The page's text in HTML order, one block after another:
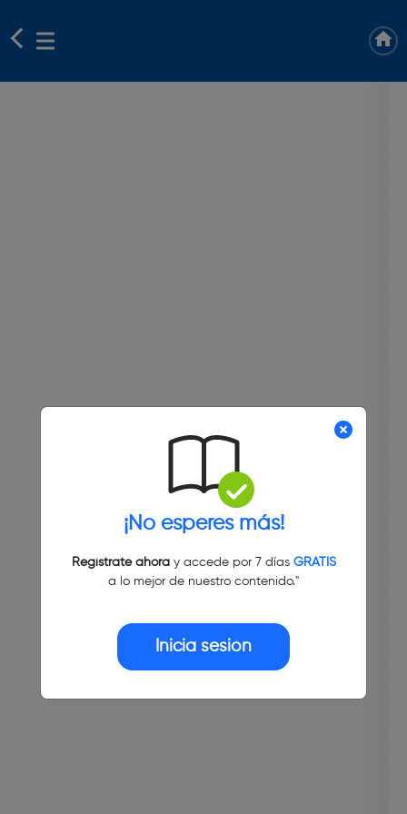
¡No esperes más!
Regístrate ahoray accede por 7 días GRATIS
a lo mejor de nuestro contenido."
Inicia sesión